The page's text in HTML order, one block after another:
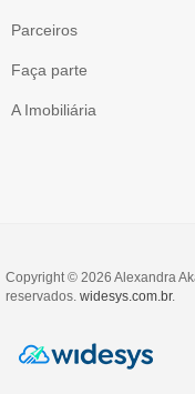
Parceiros
Faça parte
A Imobiliária
Copyright © 2026 Alexandra
reservados. widesys.com.br.